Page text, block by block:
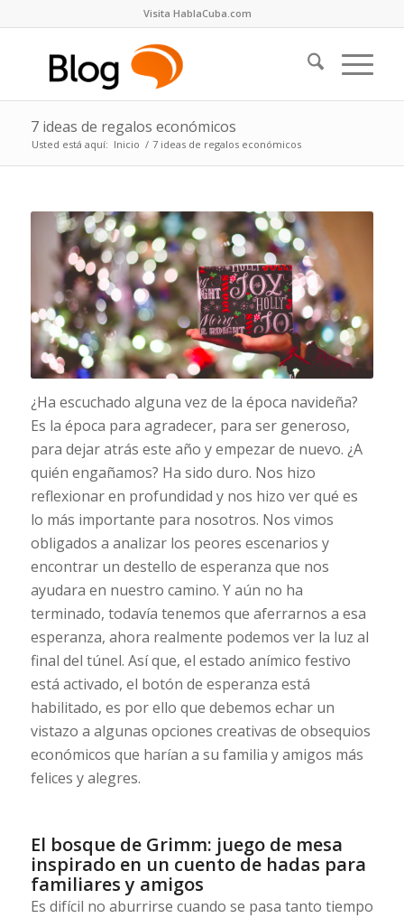
Visita HablaCuba.com
7 ideas de regalos económicos
Usted está aquí: Inicio / 7 ideas de regalos económicos
¿Ha escuchado alguna vez de la época navideña?
Es la época para agradecer, para ser generoso,
para dejar atrás este año y empezar de nuevo. ¿A
quién engañamos? Ha sido duro. Nos hizo
reflexionar en profundidad y nos hizo ver qué es
lo más importante para nosotros. Nos vimos
obligados a analizar los peores escenarios y
encontrar un destello de esperanza que nos
ayudara en nuestro camino. Y aún no ha
terminado, todavía tenemos que aferrarnos a esa
esperanza, ahora realmente podemos ver la luz al
final del túnel. Así que, el estado anímico festivo
está activado, el botón de esperanza está
habilitado, es por ello que debemos echar un
vistazo a algunas opciones creativas de obsequios
económicos que harían a su familia y amigos más
felices y alegres.
El bosque de Grimm: juego de mesa
inspirado en un cuento de hadas para
familiares y amigos
Es difícil no aburrirse cuando se pasa tanto tiempo